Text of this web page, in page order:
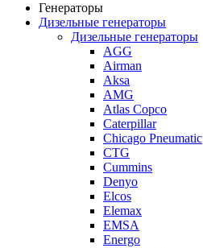
Генераторы
Дизельные генераторы
Дизельные генераторы
AGG
Airman
Aksa
AMG
Atlas Copco
Caterpillar
Chicago Pneumatic
CTG
Cummins
Denyo
Elcos
Elemax
EMSA
Energo